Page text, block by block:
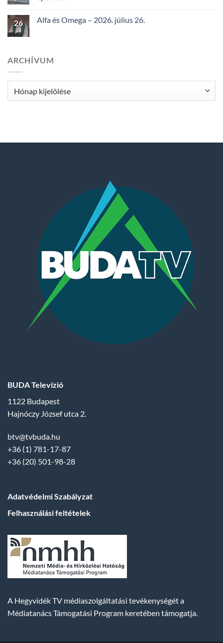
26
júl
Alfa és Omega – 2026. július 26.
ARCHÍVUM
BUDA Televízió
1122 Budapest
Hajnóczy József utca 2.
btv@tvbuda.hu
+36 (1) 781-17-87
+36 (20) 501-98-28
Adatvédelmi Szabályzat
Felhasználási feltételek
A Hegyvidék TV médiaszolgáltatási tevékenységét a
Médiatanács Támogatási Program keretében támogatja.